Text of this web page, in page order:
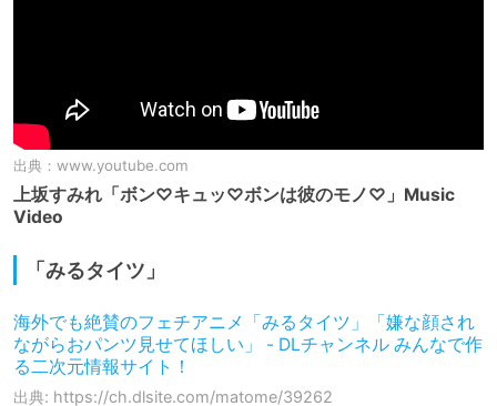
出典： www.youtube.com
上坂すみれ「ボン♡キュッ♡ボンは彼のモノ♡」Music
Video
「みるタイツ」
海外でも絶賛のフェチアニメ「みるタイツ」「嫌な顔され
ながらおパンツ見せてほしい」 - DLチャンネル みんなで作
る二次元情報サイト！
出典: https://ch.dlsite.com/matome/39262